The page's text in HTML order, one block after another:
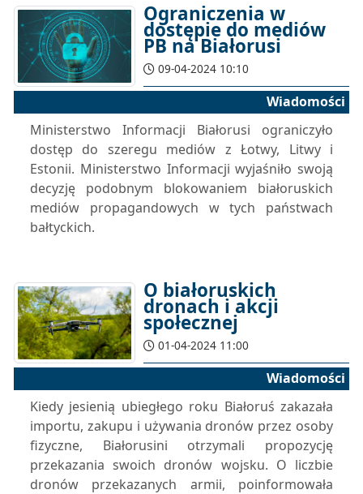
Ograniczenia w
dostępie do mediów
PB na Białorusi
09-04-2024 10:10
Wiadomości
Ministerstwo Informacji Białorusi ograniczyło
dostęp do szeregu mediów z Łotwy, Litwy i
Estonii. Ministerstwo Informacji wyjaśniło swoją
decyzję podobnym blokowaniem białoruskich
mediów propagandowych w tych państwach
bałtyckich.
O białoruskich
dronach i akcji
społecznej
01-04-2024 11:00
Wiadomości
Kiedy jesienią ubiegłego roku Białoruś zakazała
importu, zakupu i używania dronów przez osoby
fizyczne, Białorusini otrzymali propozycję
przekazania swoich dronów wojsku. O liczbie
dronów przekazanych armii, poinformowała